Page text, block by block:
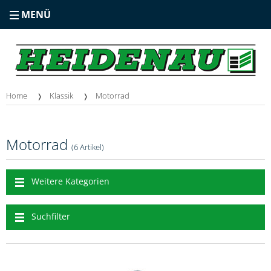
MENÜ
Home Klassik Motorrad
Motorrad (6 Artikel)
Weitere Kategorien
Suchfilter